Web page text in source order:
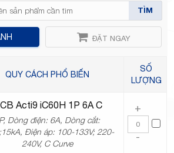
TÌM
ĐẶT NGAY
QUY CÁCH PHỔ BIẾN
SỐ
LƯỢNG
Acti9 iC60H 1P 6A C
Dòng điện: 6A, Dòng cắt:
Điện áp: 100-133V; 220-
240V, C Curve
+
-